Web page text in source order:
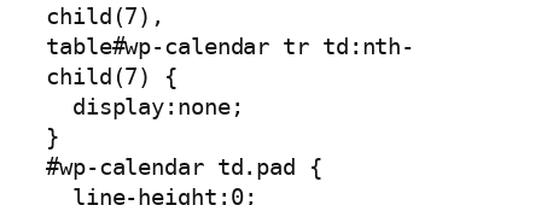
child(7),
table#wp-calendar tr td:nth-
child(7) {
}
#wp-calendar td.pad {